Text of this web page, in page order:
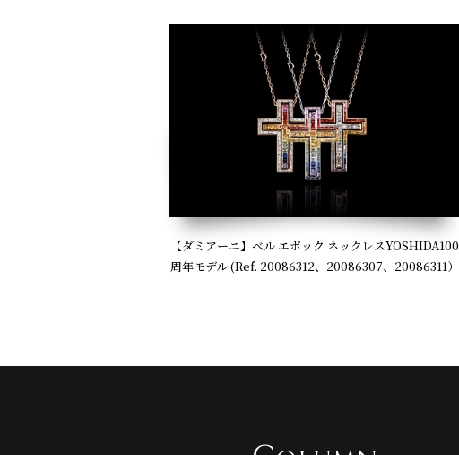
【ダミアーニ】ベル エポック ネックレスYOSHIDA100
周年モデル (Ref. 20086312、20086307、20086311）